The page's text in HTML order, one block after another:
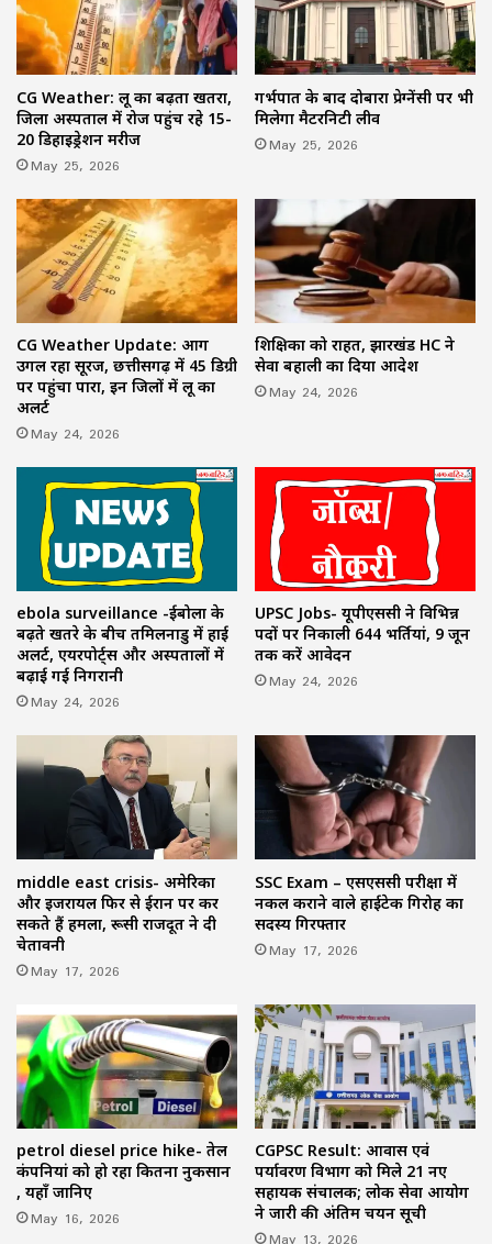
CG Weather: लू का बढ़ता खतरा,
जिला अस्पताल में रोज पहुंच रहे 15-
20 डिहाइड्रेशन मरीज
May 25, 2026
गर्भपात के बाद दोबारा प्रेग्नेंसी पर भी
मिलेगा मैटरनिटी लीव
May 25, 2026
CG Weather Update: आग
उगल रहा सूरज, छत्तीसगढ़ में 45 डिग्री
पर पहुंचा पारा, इन जिलों में लू का
अलर्ट
May 24, 2026
शिक्षिका को राहत, झारखंड HC ने
सेवा बहाली का दिया आदेश
May 24, 2026
ebola surveillance -ईबोला के
बढ़ते खतरे के बीच तमिलनाडु में हाई
अलर्ट, एयरपोर्ट्स और अस्पतालों में
बढ़ाई गई निगरानी
May 24, 2026
UPSC Jobs- यूपीएससी ने विभिन्न
पदों पर निकाली 644 भर्तियां, 9 जून
तक करें आवेदन
May 24, 2026
middle east crisis- अमेरिका
और इजरायल फिर से ईरान पर कर
सकते हैं हमला, रूसी राजदूत ने दी
चेतावनी
May 17, 2026
SSC Exam – एसएससी परीक्षा में
नकल कराने वाले हाईटेक गिरोह का
सदस्य गिरफ्तार
May 17, 2026
petrol diesel price hike- तेल
कंपनियां को हो रहा कितना नुकसान
, यहाँ जानिए
May 16, 2026
CGPSC Result: आवास एवं
पर्यावरण विभाग को मिले 21 नए
सहायक संचालक; लोक सेवा आयोग
ने जारी की अंतिम चयन सूची